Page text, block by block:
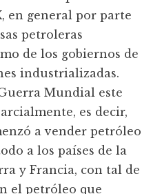
en general por parte
petroleras
de los gobiernos de
industrializadas.
Mundial este
es decir,
a vender petróleo
a los países de la
y Francia, con tal de
el petróleo que